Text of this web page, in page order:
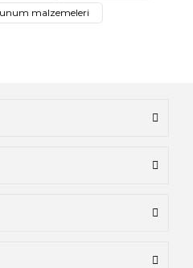
malzemeleri